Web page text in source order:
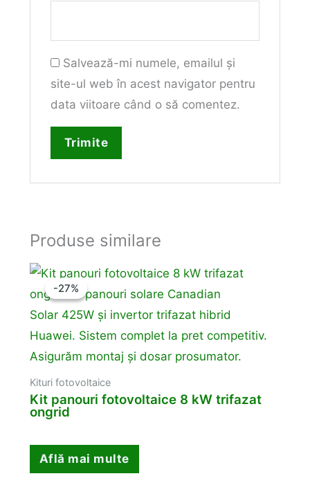
Salvează-mi numele, emailul și
site-ul web în acest navigator pentru
data viitoare când o să comentez.
Produse similare
-27%
-27%
Kituri fotovoltaice
Kit panouri fotovoltaice 8 kW trifazat
ongrid
Află mai multe